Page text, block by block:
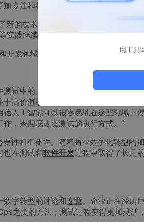
专注和精确。
的技术解决方案，以及质量保证和软
实践继续在整个软件测试周期中保持其
发领域的一些强劲趋势主要有以下几
中的人工智能：机器人会代替你的
高价值的活动，如创造收入、建立关
人工智能可以很容易地在这些领域中
，来彻底改变测试的执行方式。”
和重要性。随着商业数字化转型的
也在测试和软件开发过程中取得了长足
字转型的讨论和文章。企业正在经历
之类的方法，测试过程变得更加灵活
用工具